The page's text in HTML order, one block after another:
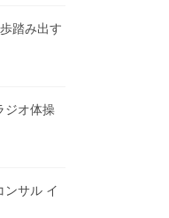
踏み出す
ジオ体操
ンサル イ